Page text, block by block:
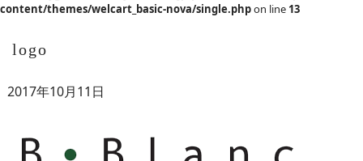
content/themes/welcart_basic-nova/single.phpon line 13
logo
2017年10月11日